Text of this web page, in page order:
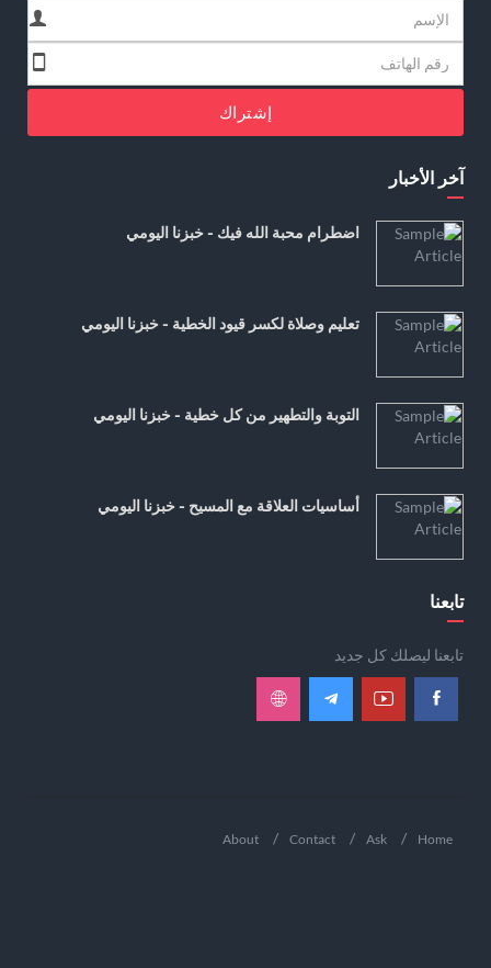
إشتراك
آخر الأخبار
اضطرام محبة الله فيك - خبزنا اليومي
تعليم وصلاة لكسر قيود الخطية - خبزنا اليومي
التوبة والتطهير من كل خطية - خبزنا اليومي
أساسيات العلاقة مع المسيح - خبزنا اليومي
تابعنا
تابعنا ليصلك كل جديد
Home
Ask
Contact
About